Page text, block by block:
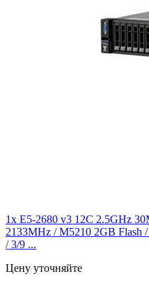
1x E5-2680 v3 12C 2.5GHz
2133MHz / M5210 2GB Flash
/ 3/9 ...
Цену уточняйте